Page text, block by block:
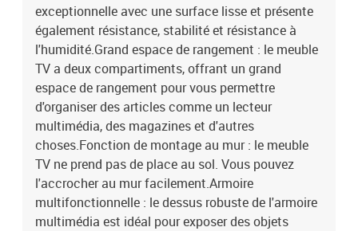
exceptionnelle avec une surface lisse et présente
également résistance, stabilité et résistance à
l'humidité.Grand espace de rangement : le meuble
TV a deux compartiments, offrant un grand
espace de rangement pour vous permettre
d'organiser des articles comme un lecteur
multimédia, des magazines et d'autres
choses.Fonction de montage au mur : le meuble
TV ne prend pas de place au sol. Vous pouvez
l'accrocher au mur facilement.Armoire
multifonctionnelle : le dessus robuste de l'armoire
multimédia est idéal pour exposer des objets